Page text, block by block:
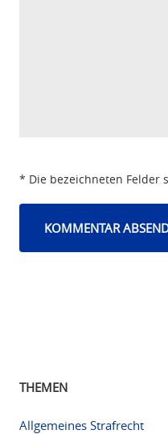
* Die bezeichneten Felder
THEMEN
Allgemeines Strafrecht